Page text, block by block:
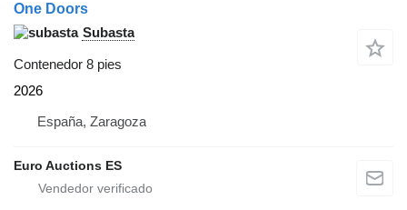
One Doors
Subasta
Contenedor 8 pies
2026
España, Zaragoza
Euro Auctions ES